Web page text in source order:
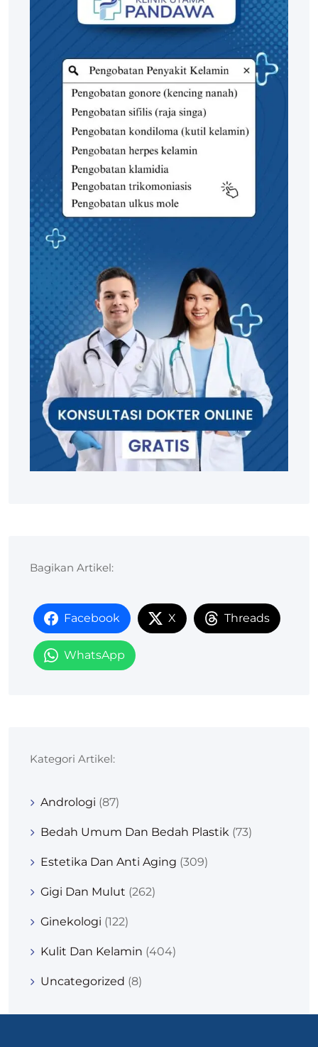
Bagikan Artikel:
Facebook X Threads
WhatsApp
Kategori Artikel:
Andrologi (87)
Bedah Umum Dan Bedah Plastik (73)
Estetika Dan Anti Aging (309)
Gigi Dan Mulut (262)
Ginekologi (122)
Kulit Dan Kelamin (404)
Uncategorized (8)